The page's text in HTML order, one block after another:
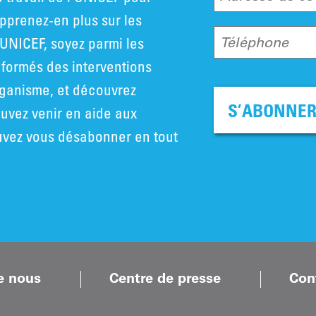
en plus sur les
soyez parmi les
des interventions
et découvrez
venir en aide aux
vous désabonner en tout
Téléphone
S’ABONNER
nous Centre de presse